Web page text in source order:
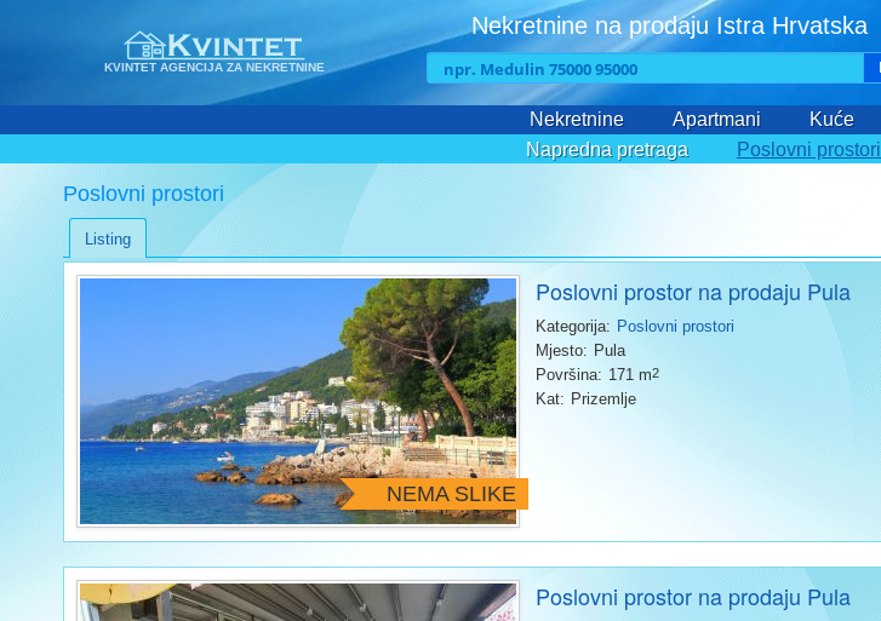
KVINTET AGENCIJA ZA NEKRETNINE
Nekretnine na prodaju Istra Hrvatska
Nekretnine Apartmani Kuće
Napredna pretraga
Poslovni prostori
Poslovni prostori
Listing
NEMA SLIKE
Poslovni prostor na prodaju Pula
Kategorija: Poslovni prostori
Mjesto: Pula
Površina: 171 m2
Kat: Prizemlje
Poslovni prostor na prodaju Pula